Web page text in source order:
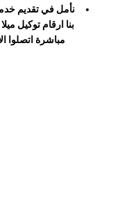
نأمل في تقديم
بنا ارقام توكيل ميلا
مباشرة اتصلوا